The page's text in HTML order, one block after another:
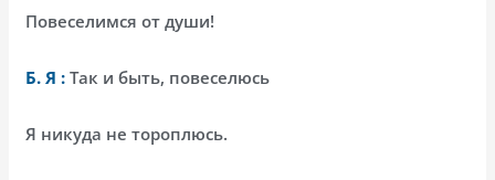
Повеселимся от души!
Б. Я :Так и быть, повеселюсь
Я никуда не тороплюсь.